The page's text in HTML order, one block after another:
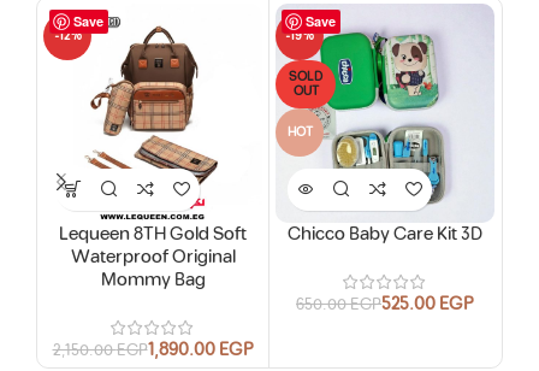
Save
-12%
Lequeen 8TH Gold Soft
Waterproof Original
Mommy Bag
2,150.00EGP1,890.00EGP
Save
-19%
SOLD
OUT
HOT
Chicco Baby Care Kit 3D
650.00EGP525.00EGP